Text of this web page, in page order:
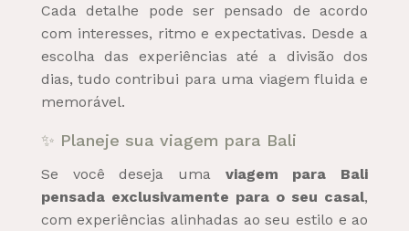
Cada detalhe pode ser pensado de acordo
com interesses, ritmo e expectativas. Desde a
escolha das experiências até a divisão dos
dias, tudo contribui para uma viagem fluida e
memorável.
✨ Planeje sua viagem para Bali
Se você deseja uma viagem para Bali
pensada exclusivamente para o seu casal,
com experiências alinhadas ao seu estilo e ao